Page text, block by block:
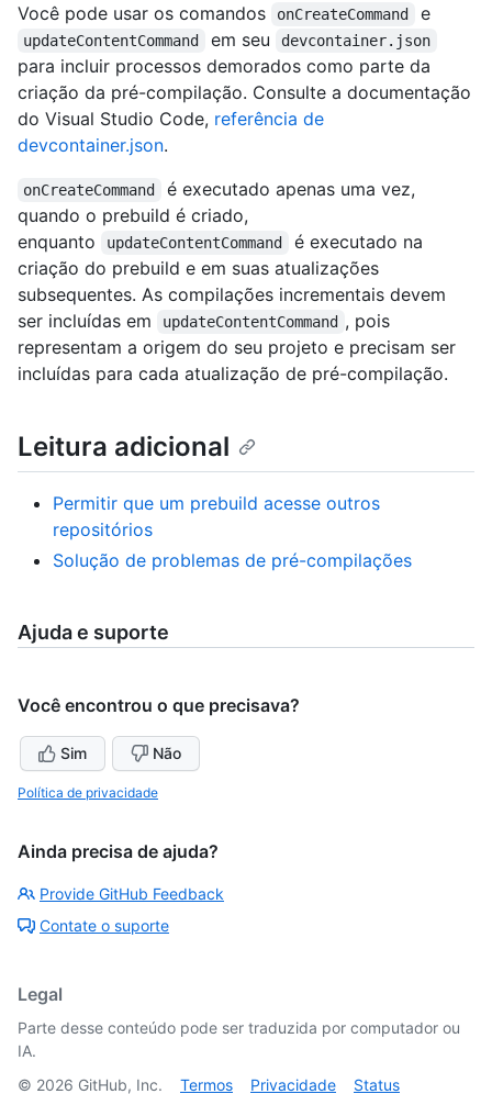
Você pode usar os comandos onCreateCommand e
updateContentCommand em seu devcontainer.json
para incluir processos demorados como parte da
criação da pré-compilação. Consulte a documentação
do Visual Studio Code, referência de
devcontainer.json.
onCreateCommand
é executado apenas uma vez,
quando o prebuild é criado,
enquanto
updateContentCommand
é executado na
criação do prebuild e em suas atualizações
subsequentes. As compilações incrementais devem
ser incluídas em
updateContentCommand , pois
representam a origem do seu projeto e precisam ser
incluídas para cada atualização de pré-compilação.
Leitura adicional
Permitir que um prebuild acesse outros
repositórios
Solução de problemas de pré-compilações
Ajuda e suporte
Você encontrou o que precisava?
Sim Não
Política de privacidade
Ainda precisa de ajuda?
Provide GitHub Feedback
Contate o suporte
Legal
Parte desse conteúdo pode ser traduzida por computador ou
IA.
© 2026 GitHub, Inc. Termos Privacidade Status